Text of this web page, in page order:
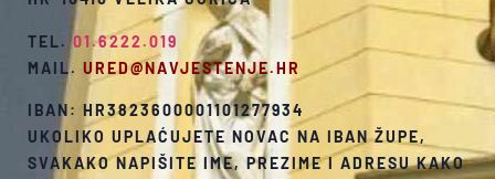
TEL.01.6222.019
MAIL. URED@NAVJESTENJE.HR
IBAN: HR3823600001101277934
UKOLIKO UPLAĆUJETE NOVAC NA IBAN ŽUPE,
SVAKAKO NAPIŠITE IME, PREZIME I ADRESU KAKO